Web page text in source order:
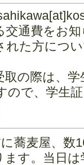
交通費をお
れた方につ
取の際は、
ので、学生
蕎麦屋、数
す。当日